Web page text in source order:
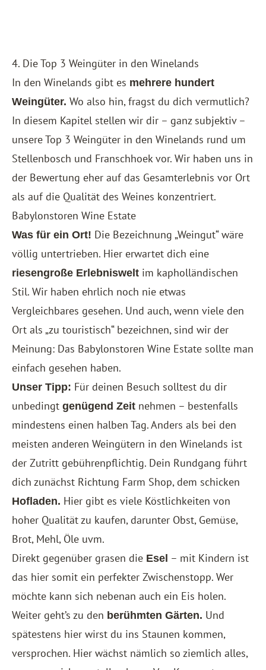
4. Die Top 3 Weingüter in den Winelands
In den Winelands gibt es mehrere hundert
Weingüter. Wo also hin, fragst du dich vermutlich?
In diesem Kapitel stellen wir dir – ganz subjektiv –
unsere Top 3 Weingüter in den Winelands rund um
Stellenbosch und Franschhoek vor. Wir haben uns in
der Bewertung eher auf das Gesamterlebnis vor Ort
als auf die Qualität des Weines konzentriert.
Babylonstoren Wine Estate
Was für ein Ort! Die Bezeichnung „Weingut“ wäre
völlig untertrieben. Hier erwartet dich eine
riesengroße Erlebniswelt im kapholländischen
Stil. Wir haben ehrlich noch nie etwas
Vergleichbares gesehen. Und auch, wenn viele den
Ort als „zu touristisch“ bezeichnen, sind wir der
Meinung: Das Babylonstoren Wine Estate sollte man
einfach gesehen haben.
Unser Tipp: Für deinen Besuch solltest du dir
unbedingt genügend Zeit nehmen – bestenfalls
mindestens einen halben Tag. Anders als bei den
meisten anderen Weingütern in den Winelands ist
der Zutritt gebührenpflichtig. Dein Rundgang führt
dich zunächst Richtung Farm Shop, dem schicken
Hofladen. Hier gibt es viele Köstlichkeiten von
hoher Qualität zu kaufen, darunter Obst, Gemüse,
Brot, Mehl, Öle uvm.
Direkt gegenüber grasen die Esel – mit Kindern ist
das hier somit ein perfekter Zwischenstopp. Wer
möchte kann sich nebenan auch ein Eis holen.
Weiter geht’s zu den berühmten Gärten. Und
spätestens hier wirst du ins Staunen kommen,
versprochen. Hier wächst nämlich so ziemlich alles,